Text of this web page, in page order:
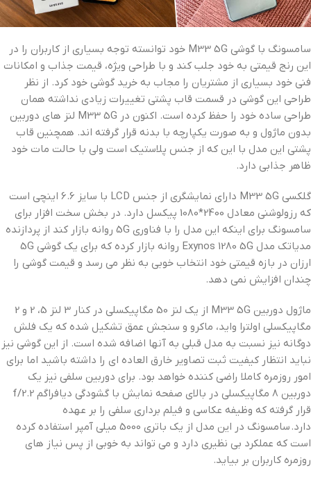
سامسونگ با گوشی M33 5G خود توانسته توجه بسیاری از کاربران را در
این رنج قیمتی به خود جلب کند و با طراحی ویژه، قیمت جذاب و امکانات
فنی خود بسیاری از مشتریان را مجاب به خرید گوشی خود کرد. از نظر
طراحی این گوشی در قسمت قاب پشتی تغییرات زیادی نداشته همان
طراحی ساده خود را حفظ کرده است. اکنون در M33 5G لنز های دوربین
بدون ماژول و به صورت یکپارچه با بدنه قرار گرفته اند. همچنین قاب
پشتی این مدل با این که از جنس پلاستیک است ولی با حالت مات خود
ظاهر جذابی دارد.
گلکسی M33 5G دارای نمایشگری از جنس LCD با سایز 6.6 اینچی است
که رزولوشنی معادل 2400*1080 پیکسل دارد. در بخش سخت افزار برای
سامسونگ برای اینکه این مدل را با فناوری 5G روانه بازار کند از پردازنده
مدیاتک مدل Exynos 1280 5G روانه بازار کرده که برای یک گوشی 5G
ارزان در بازه قیمتی خود انتخاب خوبی به نظر می رسد و قیمت گوشی را
چندان افزایش نمی دهد.
ماژول دوربین M33 5G از یک لنز 50 مگاپیکسلی در کنار 3 لنز 5، 2 و 2
مگاپیکسلی اولترا واید، ماکرو و سنجش عمق تشکیل شده که یک فلش
دوگانه نیز نسبت به مدل قبلی به آنها اضافه شده است. از این گوشی نیز
نباید انتظار کیفیت ثبت تصاویر خارق العاده ای را داشته باشید اما برای
امور روزمره کاملا راضی کننده خواهد بود. برای دوربین سلفی نیز یک
دوربین 8 مگاپیکسلی در بالای صفحه نمایش با گشودگی دیافراگم f/2.2
قرار گرفته که وظیفه عکاسی و فیلم برداری سلفی را بر عهده
دارد. سامسونگ در این مدل از یک باتری 5000 میلی آمپر استفاده کرده
است که عملکرد بی نظیری دارد و می تواند به خوبی از پس نیاز های
روزمره کاربران بر بیاید.